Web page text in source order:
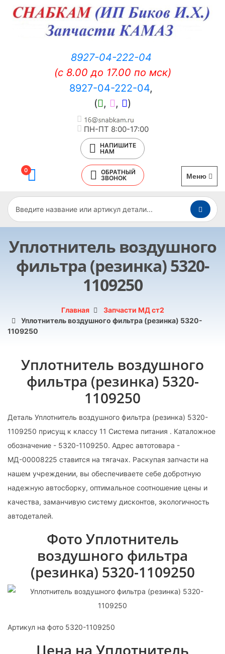
8927-04-222-04
(c 8.00 до 17.00 по мск)
8927-04-222-04,
(
, , )
ПН-ПТ 8:00-17:00
НАПИШИТЕ
НАМ
0
ОБРАТНЫЙ
ЗВОНОК
Меню
Уплотнитель воздушного
фильтра (резинка) 5320-
1109250
Главная
Запчасти МД ст2
Уплотнитель воздушного фильтра (резинка) 5320-
1109250
Уплотнитель воздушного
фильтра (резинка) 5320-
1109250
Деталь Уплотнитель воздушного фильтра (резинка) 5320-
1109250 присущ к классу 11 Система питания . Каталожное
обозначение - 5320-1109250. Адрес автотовара -
МД-00008225 ставится на тягачах. Раскупая запчасти на
нашем учреждении, вы обеспечиваете себе добротную
надежную автосборку, оптимальное соотношение цены и
качества, заманчивую систему дисконтов, экологичность
автодеталей.
Фото Уплотнитель
воздушного фильтра
(резинка) 5320-1109250
Артикул на фото 5320-1109250
Цена на Уплотнитель